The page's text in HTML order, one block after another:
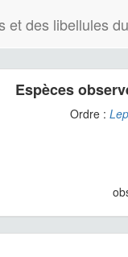
et des libellules
Espèces
Ordre :